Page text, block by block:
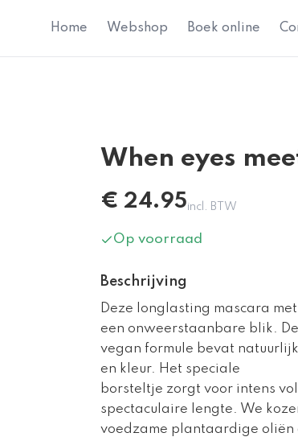
Home Webshop Boek online
When eyes
€ 24.95incl. BTW
Op voorraad
Beschrijving
Deze longlasting mascara
een onweerstaanbare blik. De
vegan formule bevat
en kleur. Het speciale
borsteltje zorgt voor intens
spectaculaire lengte. We
voedzame plantaardige oliën